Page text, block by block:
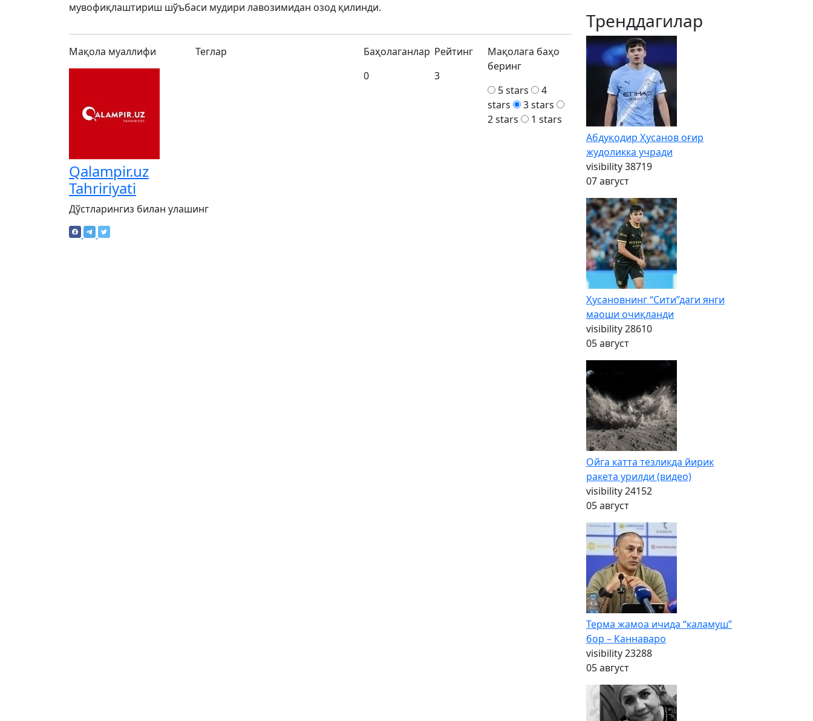
мувофиқлаштириш шўъбаси мудири лавозимидан озод қилинди.
Мақола муаллифи
Qalampir.uz
Tahririyati
Теглар
Баҳолаганлар
0
Рейтинг
3
Мақолага баҳо
беринг
5 stars
4
stars
3 stars
2 stars
1 stars
Дўстларингиз билан улашинг
Тренддагилар
Абдуқодир Ҳусанов оғир
жудоликка учради
visibility38719
07 август
Ҳусановнинг “Сити”даги янги
маоши очиқланди
visibility28610
05 август
Ойга катта тезликда йирик
ракета урилди (видео)
visibility24152
05 август
Терма жамоа ичида “каламуш”
бор – Каннаваро
visibility23288
05 август